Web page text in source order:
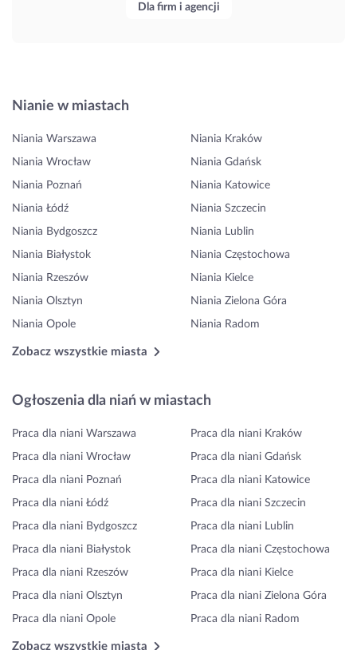
Dla firm i agencji
Nianie w miastach
Niania Warszawa Niania Kraków
Niania Wrocław Niania Gdańsk
Niania Poznań Niania Katowice
Niania Łódź Niania Szczecin
Niania Bydgoszcz Niania Lublin
Niania Białystok Niania Częstochowa
Niania Rzeszów Niania Kielce
Niania Olsztyn Niania Zielona Góra
Niania Opole Niania Radom
Zobacz wszystkie miasta
Ogłoszenia dla niań w miastach
Praca dla niani Warszawa Praca dla niani Kraków
Praca dla niani Wrocław Praca dla niani Gdańsk
Praca dla niani Poznań Praca dla niani Katowice
Praca dla niani Łódź Praca dla niani Szczecin
Praca dla niani Bydgoszcz Praca dla niani Lublin
Praca dla niani Białystok Praca dla niani Częstochowa
Praca dla niani Rzeszów Praca dla niani Kielce
Praca dla niani Olsztyn Praca dla niani Zielona Góra
Praca dla niani Opole Praca dla niani Radom
Zobacz wszystkie miasta